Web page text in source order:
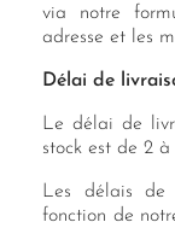
via notre
adresse et les
Délai de
Le délai de
stock est de 2 à
Les délais de
fonction de